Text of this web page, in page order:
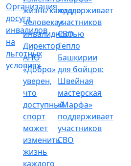
Организация
досуга
инвалидов
на
льготных
условиях
Директор
АНО
«Добро»
уверен,
что
доступный
спорт
может
изменить
жизнь
каждого
Тепло
Башкирии
для бойцов:
Швейная
мастерская
«Марфа»
поддерживает
участников
СВО